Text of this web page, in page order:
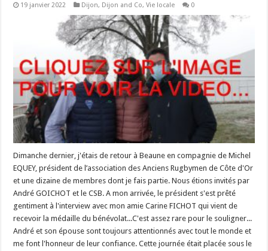
19 janvier 2022 Dijon, Dijon and Co,Vie locale 0
Dimanche dernier, j'étais de retour à Beaune en compagnie de Michel
EQUEY, président de l’association des Anciens Rugbymen de Côte d'Or
et une dizaine de membres dont je fais partie. Nous étions invités par
André GOICHOT et le CSB. A mon arrivée, le président s'est prêté
gentiment à l'interview avec mon amie Carine FICHOT qui vient de
recevoir la médaille du bénévolat...C'est assez rare pour le souligner...
André et son épouse sont toujours attentionnés avec tout le monde et
me font l'honneur de leur confiance. Cette journée était placée sous le